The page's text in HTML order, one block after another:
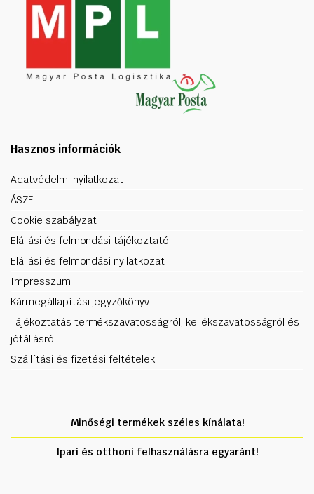
Hasznos információk
Adatvédelmi nyilatkozat
ÁSZF
Cookie szabályzat
Elállási és felmondási tájékoztató
Elállási és felmondási nyilatkozat
Impresszum
Kármegállapítási jegyzőkönyv
Tájékoztatás termékszavatosságról, kellékszavatosságról és
jótállásról
Szállítási és fizetési feltételek
Minőségi termékek széles kínálata!
Ipari és otthoni felhasználásra egyaránt!